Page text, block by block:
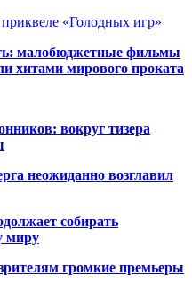
«Голодных игр»
малобюджетные фильмы
хитами мирового проката
вокруг тизера
неожиданно возглавил
собирать
миру
громкие премьеры